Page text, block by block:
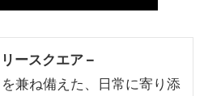
ースクエア –
兼ね備えた、日常に寄り添